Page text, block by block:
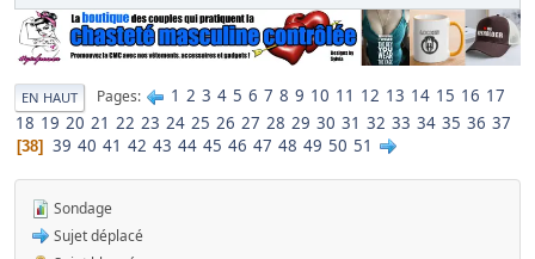
EN HAUT Pages 1 2 3 4 5 6 7 8 9 10 11 12 13 14 15 16 17
18 19 20 21 22 23 24 25 26 27 28 29 30 31 32 33 34 35 36 37
38 39 40 41 42 43 44 45 46 47 48 49 50 51
Sondage
Sujet déplacé